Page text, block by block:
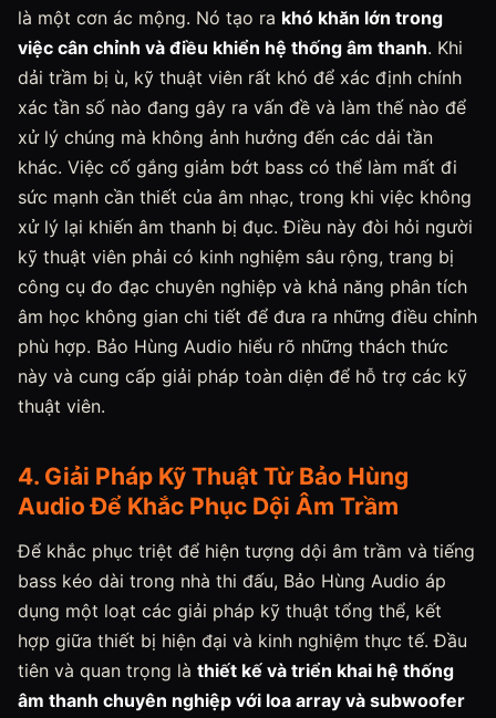
là một cơn ác mộng. Nó tạo ra khó khăn lớn trong
việc cân chỉnh và điều khiển hệ thống âm thanh. Khi
dải trầm bị ù, kỹ thuật viên rất khó để xác định chính
xác tần số nào đang gây ra vấn đề và làm thế nào để
xử lý chúng mà không ảnh hưởng đến các dải tần
khác. Việc cố gắng giảm bớt bass có thể làm mất đi
sức mạnh cần thiết của âm nhạc, trong khi việc không
xử lý lại khiến âm thanh bị đục. Điều này đòi hỏi người
kỹ thuật viên phải có kinh nghiệm sâu rộng, trang bị
công cụ đo đạc chuyên nghiệp và khả năng phân tích
âm học không gian chi tiết để đưa ra những điều chỉnh
phù hợp. Bảo Hùng Audio hiểu rõ những thách thức
này và cung cấp giải pháp toàn diện để hỗ trợ các kỹ
thuật viên.
4. Giải Pháp Kỹ Thuật Từ Bảo Hùng
Audio Để Khắc Phục Dội Âm Trầm
Để khắc phục triệt để hiện tượng dội âm trầm và tiếng
bass kéo dài trong nhà thi đấu, Bảo Hùng Audio áp
dụng một loạt các giải pháp kỹ thuật tổng thể, kết
hợp giữa thiết bị hiện đại và kinh nghiệm thực tế. Đầu
tiên và quan trọng là thiết kế và triển khai hệ thống
âm thanh chuyên nghiệp với loa array và subwoofer